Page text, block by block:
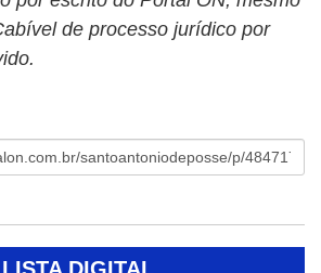
de processo jurídico por